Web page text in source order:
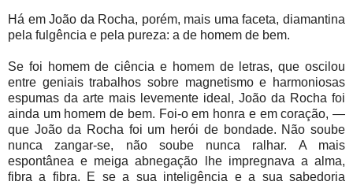
Há em João da Rocha, porém, mais uma faceta, diamantina
pela fulgência e pela pureza: a de homem de bem.
Se foi homem de ciência e homem de letras, que oscilou
entre geniais trabalhos sobre magnetismo e harmoniosas
espumas da arte mais levemente ideal, João da Rocha foi
ainda um homem de bem. Foi-o em honra e em coração, —
que João da Rocha foi um herói de bondade. Não soube
nunca zangar-se, não soube nunca ralhar. A mais
espontânea e meiga abnegação lhe impregnava a alma,
fibra a fibra. E se a sua inteligência e a sua sabedoria